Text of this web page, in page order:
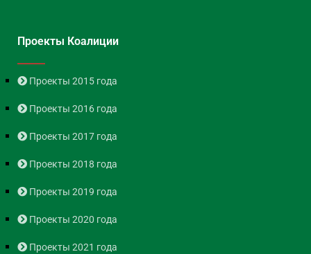
Проекты Коалиции
Проекты 2015 года
Проекты 2016 года
Проекты 2017 года
Проекты 2018 года
Проекты 2019 года
Проекты 2020 года
Проекты 2021 года